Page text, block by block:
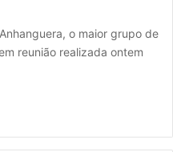
o maior grupo de
reunião realizada ontem